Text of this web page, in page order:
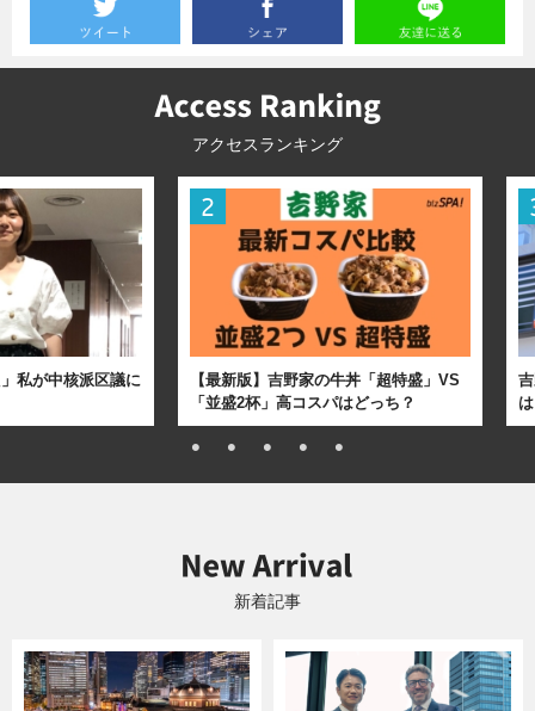
アクセスランキング
私が中核派区議に
【最新版】吉野家の牛丼「超特盛」VS
「並盛2杯」高コスパはどっち？
新着記事